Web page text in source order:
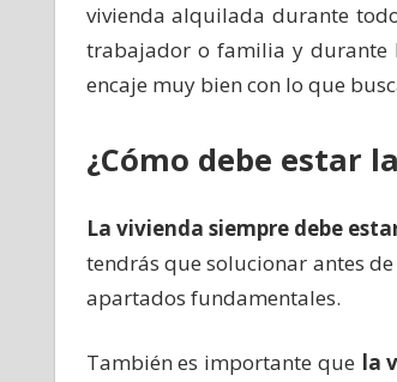
vivienda alquilada durante
trabajador o familia y durante
encaje muy bien con lo que
¿Cómo debe estar
La vivienda siempre debe
tendrás que solucionar antes
apartados fundamentales.
También es importante que la